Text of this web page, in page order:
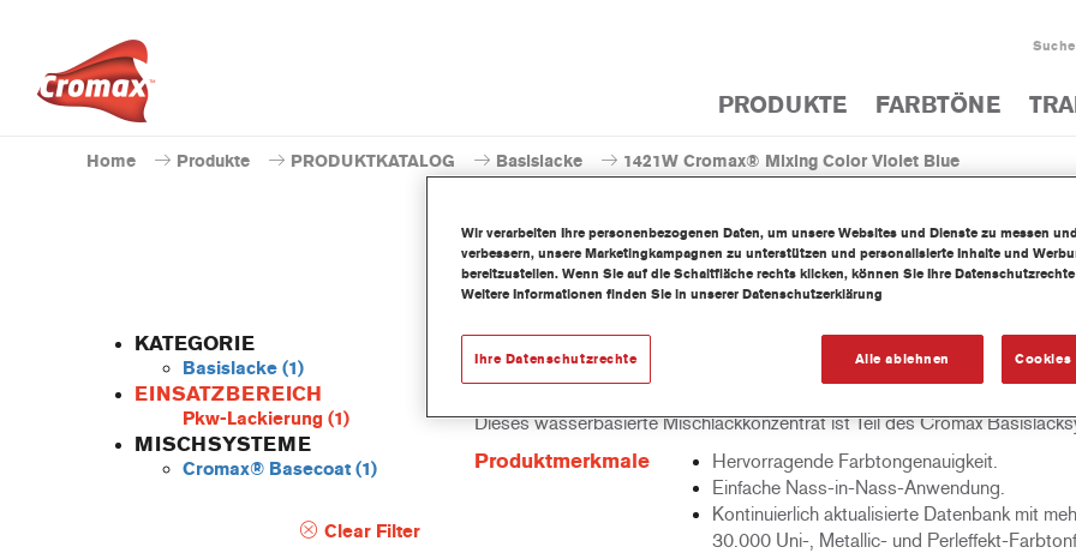
Suche
PRODUKTE FARBTÖNE
Home Produkte PRODUKTKATALOG Basislacke 1421W Cromax® Mixing Color Violet Blue
KATEGORIE
Basislacke (1)
EINSATZBEREICH
Pkw-Lackierung (1)
MISCHSYSTEME
Cromax® Basecoat (1)
Clear Filter
1421W Cromax® Mixing
Dieses wasserbasierte Mischlackkonzentrat ist Teil des Cromax
Produktmerkmale
Hervorragende Farbtongenauigkeit.
Einfache Nass-in-Nass-Anwendung.
Kontinuierlich aktualisierte Datenbank mit
30.000 Uni-, Metallic- und Perleffekt-
Wir verarbeiten Ihre personenbezogenen Daten, um unsere Websites und Dienste zu messen
verbessern, unsere Marketingkampagnen zu unterstützen und personalisierte Inhalte und
bereitzustellen. Wenn Sie auf die Schaltfläche rechts klicken, können Sie Ihre
Weitere Informationen finden Sie in unserer Datenschutzerklärung
Alle ablehnen Cookies
Ihre Datenschutzrechte